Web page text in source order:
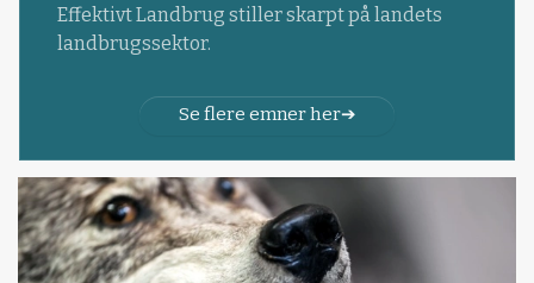
Effektivt Landbrug stiller skarpt på landets
landbrugssektor.
Se flere emner her